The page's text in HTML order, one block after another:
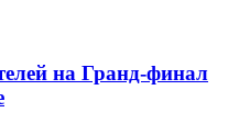
на Гранд-финал